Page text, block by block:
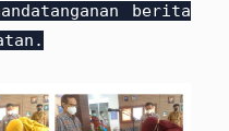
berita